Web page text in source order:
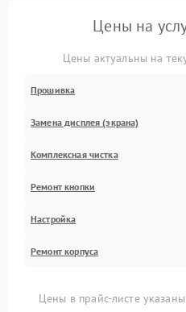
Цены на
Цены актуальны на
Прошивка
Замена дисплея (экрана)
Комплексная чистка
Ремонт кнопки
Настройка
Ремонт корпуса
Цены в прайс-листе